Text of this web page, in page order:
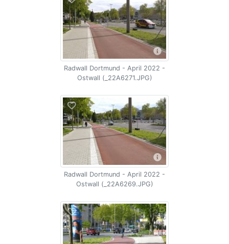
Radwall Dortmund - April 2022 -
Ostwall (_22A6271.JPG)
Radwall Dortmund - April 2022 -
Ostwall (_22A6269.JPG)